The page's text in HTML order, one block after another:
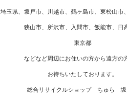
埼玉県、坂戸市、川越市、鶴ヶ島市、東松山市
狭山市、所沢市、入間市、飯能市、日
東京都
などなど周辺にお住いの方から遠方の
お待ちいたしております。
総合リサイクルショップ ちゅら 坂